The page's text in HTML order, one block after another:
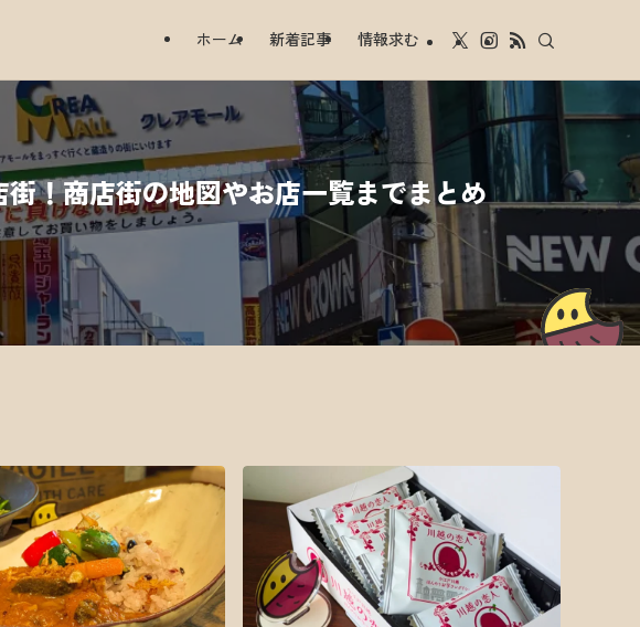
ホーム 新着記事 情報求む
！商店街の地図やお店一覧までまとめ